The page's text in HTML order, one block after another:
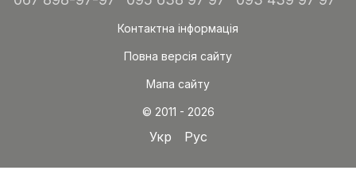
Контактна інформація
Повна версія сайту
Мапа сайту
© 2011 - 2026
Укр Рус